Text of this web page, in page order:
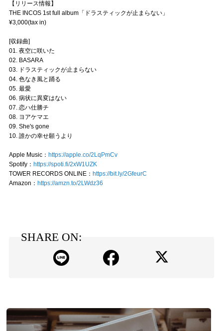
【リリース情報】
THE INCOS 1st full album「ドラスティックが止まらない」
¥3,000(tax in)
[収録曲]
01. 夜空に咲いた
02. BASARA
03. ドラスティックが止まらない
04. 色なき風と踊る
05. 最愛
06. 病状に異変はない
07. 恋ハ仕勝チ
08. ヨアケマエ
09. She's gone
10. 誰かの幸せ願うより
Apple Music： https://apple.co/2LqPmCv
Spotify： https://spoti.fi/2xW1UZK
TOWER RECORDS ONLINE： https://bit.ly/2GfeurC
Amazon： https://amzn.to/2LWdz36
SHARE ON: